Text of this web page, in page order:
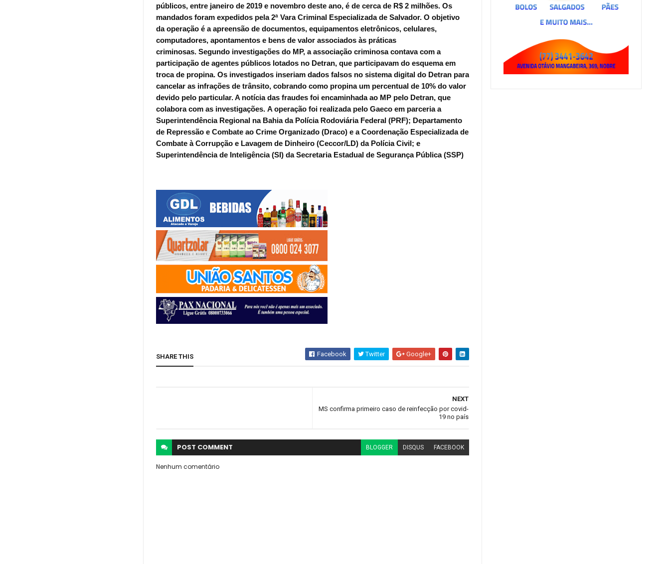
públicos, entre janeiro de 2019 e novembro deste ano, é de cerca de R$ 2 milhões. Os
mandados foram expedidos pela 2ª Vara Criminal Especializada de Salvador.O objetivo
da operação é a apreensão de documentos, equipamentos eletrônicos, celulares,
computadores, apontamentos e bens de valor associados às práticas
criminosas.Segundo investigações do MP, a associação criminosa contava com a
participação de agentes públicos lotados no Detran, que participavam do esquema em
troca de propina. Os investigados inseriam dados falsos no sistema digital do Detran para
cancelar as infrações de trânsito, cobrando como propina um percentual de 10% do valor
devido pelo particular. A notícia das fraudes foi encaminhada ao MP pelo Detran, que
colabora com as investigações.A operação foi realizada pelo Gaeco em parceria a
Superintendência Regional na Bahia da Polícia Rodoviária Federal (PRF); Departamento
de Repressão e Combate ao Crime Organizado (Draco) e a Coordenação Especializada de
Combate à Corrupção e Lavagem de Dinheiro (Ceccor/LD) da Polícia Civil; e
Superintendência de Inteligência (SI) da Secretaria Estadual de Segurança Pública (SSP)
SHARE THIS Facebook Twitter Google+
NEXT
MS confirma primeiro caso de reinfecção por covid-
19 no país
POST COMMENT BLOGGER DISQUS FACEBOOK
Nenhum comentário